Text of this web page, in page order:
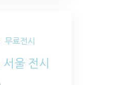
무료전시
서울 전시